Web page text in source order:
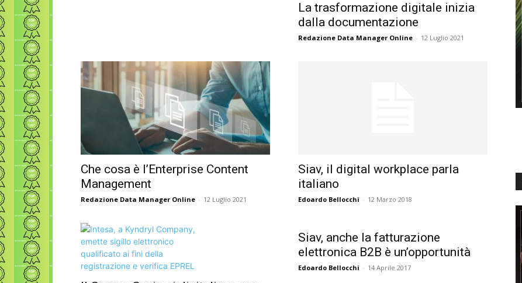
La trasformazione digitale inizia
dalla documentazione
Redazione Data Manager Online - 12 Luglio 2021
Che cosa è l’Enterprise Content
Management
Redazione Data Manager Online - 12 Luglio 2021
Siav, il digital workplace parla
italiano
Edoardo Bellocchi - 12 Marzo 2018
Siav, anche la fatturazione
elettronica B2B è un’opportunità
Edoardo Bellocchi - 14 Aprile 2017